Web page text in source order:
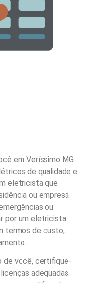
em Veríssimo MG
de qualidade e
eletricista que
ou empresa
ou
por um eletricista
termos de custo,
de você, certifique-
adequadas.